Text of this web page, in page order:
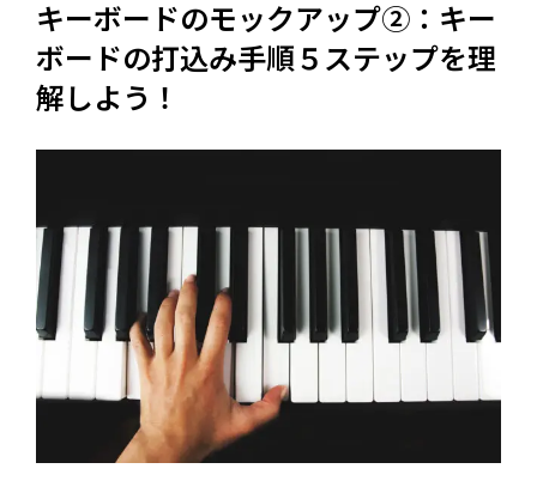
キーボードのモックアップ②：キー
ボードの打込み手順５ステップを理
解しよう！